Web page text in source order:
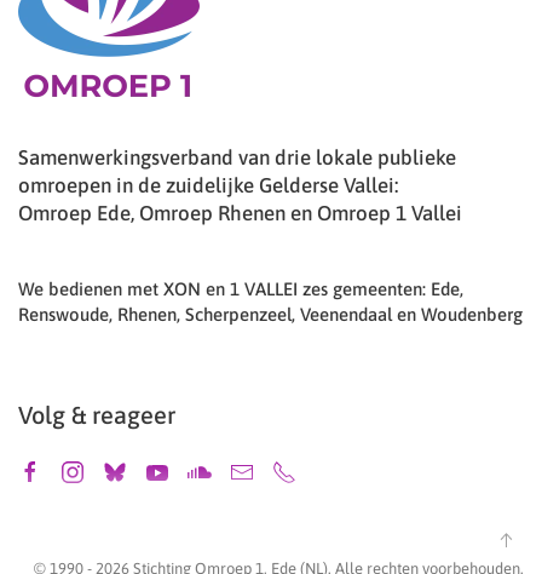
Samenwerkingsverband van drie lokale publieke
omroepen in de zuidelijke Gelderse Vallei:
Omroep Ede, Omroep Rhenen en Omroep 1 Vallei
We bedienen met XON en 1 VALLEI zes gemeenten: Ede,
Renswoude, Rhenen, Scherpenzeel, Veenendaal en Woudenberg
Volg & reageer
© 1990 - 2026 Stichting Omroep 1, Ede (NL). Alle rechten voorbehouden.